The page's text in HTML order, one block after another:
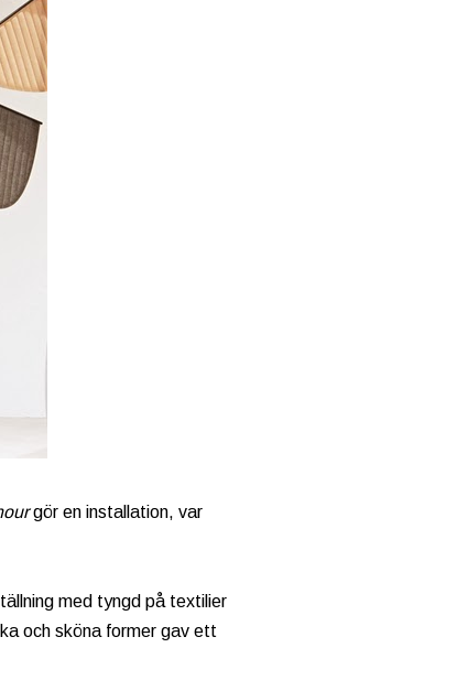
gör en installation, var
med tyngd på textilier
och sköna former gav ett